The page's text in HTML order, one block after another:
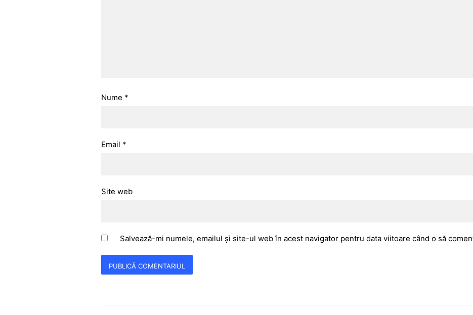
Nume *
Email *
Site web
Salvează-mi numele, emailul și site-ul web în acest navigator pentru data viitoare când o să